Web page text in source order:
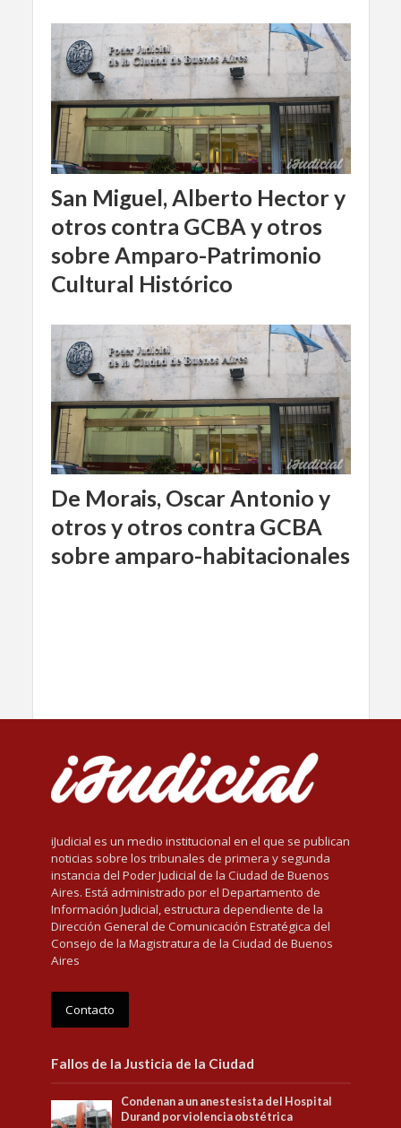
San Miguel, Alberto Hector y
otros contra GCBA y otros
sobre Amparo-Patrimonio
Cultural Histórico
De Morais, Oscar Antonio y
otros y otros contra GCBA
sobre amparo-habitacionales
iJudicial es un medio institucional en el que se publican
noticias sobre los tribunales de primera y segunda
instancia del Poder Judicial de la Ciudad de Buenos
Aires. Está administrado por el Departamento de
Información Judicial, estructura dependiente de la
Dirección General de Comunicación Estratégica del
Consejo de la Magistratura de la Ciudad de Buenos
Aires
Contacto
Fallos de la Justicia de la Ciudad
Condenan a un anestesista del Hospital
Durand por violencia obstétrica